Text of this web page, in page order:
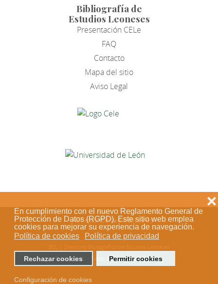
En cumplimiento con el nuevo Reglamento General de
Protección de Datos (RGPD). Este sitio web emplea
cookies para mejorar su experiencia de navegación.
Política de cookies
Política de privacidad
Rechazar cookies Permitir cookies
❌
Configuración de cookies
Bibliografía de
Estudios Leoneses
Presentación CELe
FAQ
Contacto
Mapa del sitio
Aviso Legal
Acceso de los editores
© 2018-2023 - Todos los derechos reservados